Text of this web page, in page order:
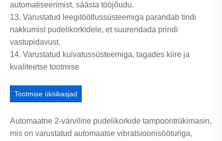
automatiseerimist, säästa tööjõudu.
13. Varustatud leegitöötlussüsteemiga parandab tindi
nakkumist pudelikorkidele, et suurendada prindi
vastupidavust.
14. Varustatud kuivatussüsteemiga, tagades kiire ja
kvaliteetse tootmise
Tootmise üksikasjad
Automaatne 2-värviline pudelikorkide tampoontrükimasin,
mis on varustatud automaatse vibratsioonisööturiga,